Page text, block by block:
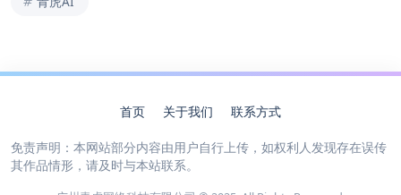
首页 关于我们 联系方式
免责声明：本网站部分内容由用户自行上传，如权利人发现存在误传
其作品情形，请及时与本站联系。